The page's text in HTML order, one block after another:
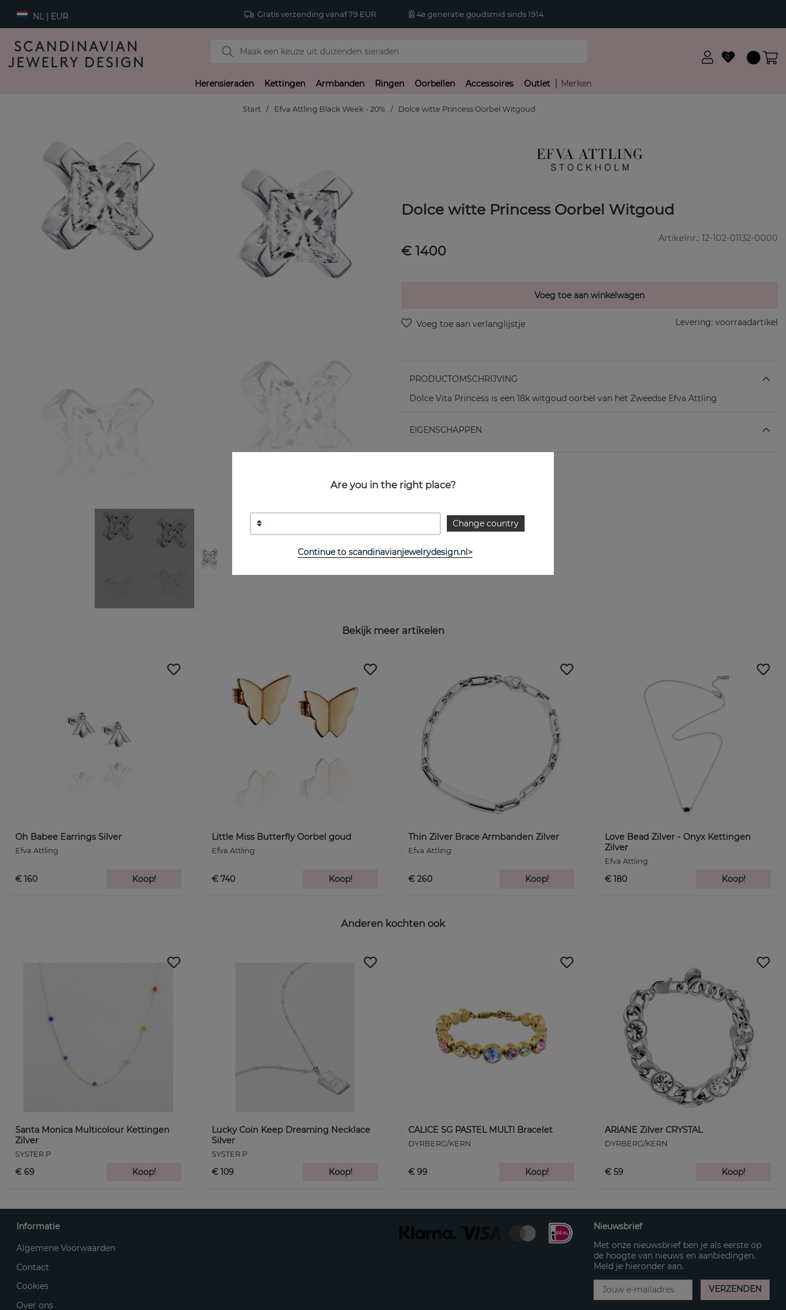
NL | EUR Gratis verzending vanaf 79 EUR 4e generatie goudsmid sinds 1914
0
Herensieraden Kettingen Armbanden Ringen Oorbellen Accessoires Outlet Merken
Start Efva Attling Black Week - 20% Dolce witte Princess Oorbel Witgoud
Dolce witte Princess Oorbel Witgoud
Artikelnr.: 12-102-01132-0000
€ 1400
Voeg toe aan winkelwagen
Levering: voorraadartikel
PRODUCTOMSCHRIJVING
Dolce Vita Princess is een 18k witgoud oorbel van het Zweedse Efva Attling
EIGENSCHAPPEN
Bekijk meer artikelen
Oh Babee Earrings Silver
Efva Attling
€ 160 Koop!
Little Miss Butterfly Oorbel goud
Efva Attling
€ 740 Koop!
Thin Zilver Brace Armbanden Zilver
Efva Attling
€ 260 Koop!
Love Bead Zilver - Onyx Kettingen
Zilver
Efva Attling
€ 180 Koop!
Anderen kochten ook
Santa Monica Multicolour Kettingen
Zilver
SYSTER P
€ 69 Koop!
Lucky Coin Keep Dreaming Necklace
Silver
SYSTER P
€ 109 Koop!
CALICE SG PASTEL MULTI Bracelet
DYRBERG/KERN
€ 99 Koop!
ARIANE Zilver CRYSTAL
DYRBERG/KERN
€ 59 Koop!
Are you in the right place?
Change country
Continue to scandinavianjewelrydesign.nl>
Informatie
Algemene Voorwaarden
Contact
Cookies
Over ons
Nieuwsbrief
Met onze nieuwsbrief ben je als eerste op
de hoogte van nieuws en aanbiedingen.
Meld je hieronder aan.
VERZENDEN